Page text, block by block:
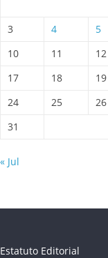
3
4 5
10
11 12
17
18 19
24
25 26
31
« Jul
Estatuto Editorial